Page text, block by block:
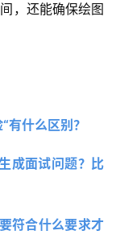
，还能确保绘图
有什么区别？
成面试问题？比
符合什么要求才